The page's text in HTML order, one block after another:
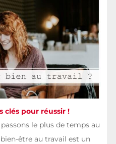
clés pour réussir !
le plus de temps au
être au travail est un